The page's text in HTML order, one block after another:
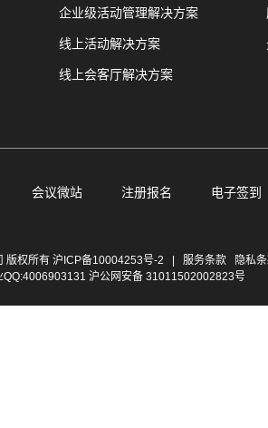
企业级活动管理解决方案
线上活动解决方案
线上会客厅解决方案
会议微站 注册报名 电子签到
版权所有 沪ICP备10004253号-2 服务条款
隐私
沪公网安备 31011502002823号